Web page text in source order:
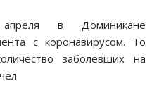
в Доминикане
с коронавирусом. То
заболевших на